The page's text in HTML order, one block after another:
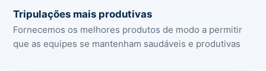
Tripulações mais produtivas
Fornecemos os melhores produtos de modo a permitir
que as equipes se mantenham saudáveis e produtivas